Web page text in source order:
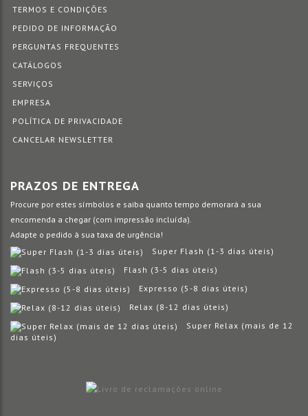
TERMOS E CONDIÇÕES
PEDIDO DE INFORMAÇÃO
PERGUNTAS FREQUENTES
CATÁLOGOS
SERVIÇOS
EMPRESA
POLÍTICA DE PRIVACIDADE
CANCELAR NEWSLETTER
PRAZOS DE ENTREGA
Procure por estes símbolos e saiba quanto tempo demorará a sua
encomenda a chegar (com impressão incluída).
Adapte o pedido à sua taxa de urgência!
Super Flash (1-3 dias úteis)
Flash (3-5 dias úteis)
Expresso (5-8 dias úteis)
Relax (8-12 dias úteis)
Super Relax (mais de 12
dias úteis)